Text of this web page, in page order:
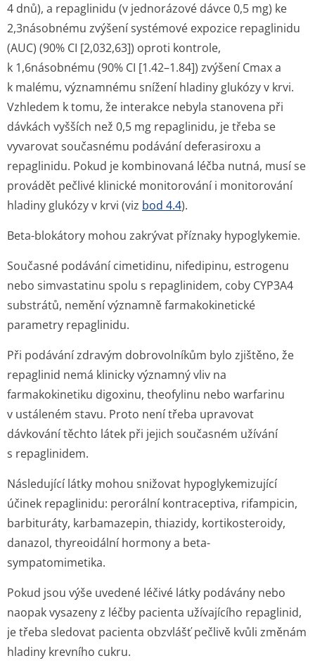
4 dnů), a repaglinidu (v jednorázové dávce 0,5 mg) ke
2,3násobnému zvýšení systémové expozice repaglinidu
(AUC) (90% CI [2,032,63]) oproti kontrole,
k 1,6násobnému (90% CI [1.42–1.84]) zvýšení Cmax a
k malému, významnému snížení hladiny glukózy v krvi.
Vzhledem k tomu, že interakce nebyla stanovena při
dávkách vyšších než 0,5 mg repaglinidu, je třeba se
vyvarovat současnému podávání deferasiroxu a
repaglinidu. Pokud je kombinovaná léčba nutná, musí se
provádět pečlivé klinické monitorování i monitorování
hladiny glukózy v krvi (viz bod 4.4).
Beta-blokátory mohou zakrývat příznaky hypoglykemie.
Současné podávání cimetidinu, nifedipinu, estrogenu
nebo simvastatinu spolu s repaglinidem, coby CYP3A4
substrátů, nemění významně farmakokinetické
parametry repaglinidu.
Při podávání zdravým dobrovolníkům bylo zjištěno, že
repaglinid nemá klinicky významný vliv na
farmakokinetiku digoxinu, theofylinu nebo warfarinu
v ustáleném stavu. Proto není třeba upravovat
dávkování těchto látek při jejich současném užívání
s repaglinidem.
Následující látky mohou snižovat hypoglykemizující
účinek repaglinidu: perorální kontraceptiva, rifampicin,
barbituráty, karbamazepin, thiazidy, kortikosteroidy,
danazol, thyreoidální hormony a beta-
sympatomimetika.
Pokud jsou výše uvedené léčivé látky podávány nebo
naopak vysazeny z léčby pacienta užívajícího repaglinid,
je třeba sledovat pacienta obzvlášť pečlivě kvůli změnám
hladiny krevního cukru.